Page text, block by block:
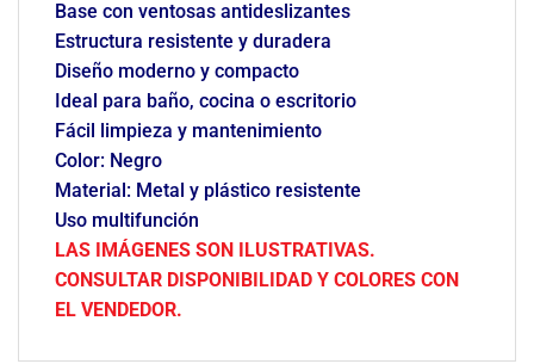
Base con ventosas antideslizantes
Estructura resistente y duradera
Diseño moderno y compacto
Ideal para baño, cocina o escritorio
Fácil limpieza y mantenimiento
Color: Negro
Material: Metal y plástico resistente
Uso multifunción
LAS IMÁGENES SON ILUSTRATIVAS.
CONSULTAR DISPONIBILIDAD Y COLORES CON
EL VENDEDOR.